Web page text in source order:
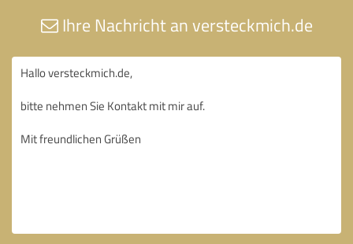
Ihre Nachricht an versteckmich.de